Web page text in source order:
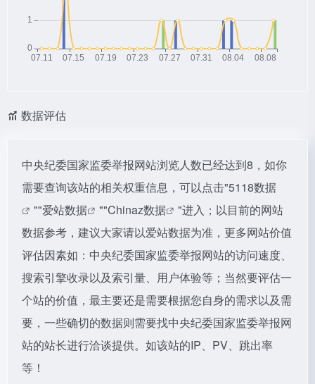
数据评估
中央纪委国家监委举报网站浏览人数已经达到8，如你
需要查询该站的相关权重信息，可以点击"5118数据
""爱站数据 ""Chinaz数据
"进入；以目前的网站
数据参考，建议大家请以爱站数据为准，更多网站价值
评估因素如：中央纪委国家监委举报网站的访问速度、
搜索引擎收录以及索引量、用户体验等；当然要评估一
个站的价值，最主要还是需要根据您自身的需求以及需
要，一些确切的数据则需要找中央纪委国家监委举报网
站的站长进行洽谈提供。如该站的IP、PV、跳出率
等！